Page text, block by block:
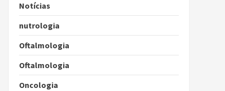
Notícias
nutrologia
Oftalmologia
Oftalmologia
Oncologia